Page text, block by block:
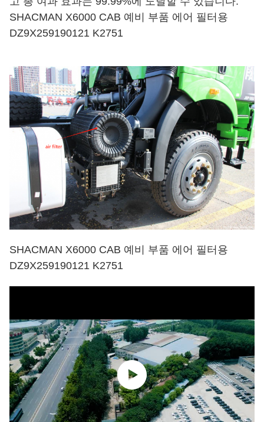
SHACMAN X6000 CAB 예비 부품 에어 필터용
DZ9X259190121 K2751
SHACMAN X6000 CAB 예비 부품 에어 필터용
DZ9X259190121 K2751